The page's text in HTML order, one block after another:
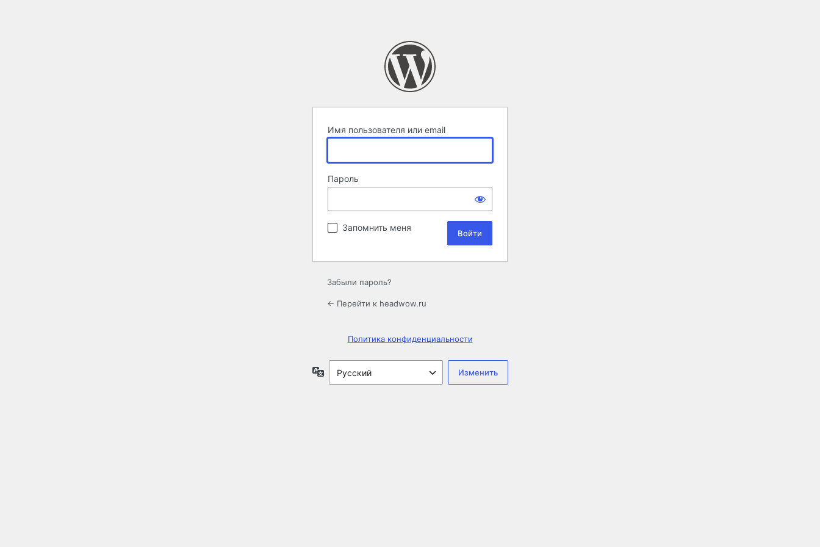
Имя пользователя или email
Пароль
Запомнить меня
Забыли пароль?
← Перейти к headwow.ru
Политика конфиденциальности
Язык